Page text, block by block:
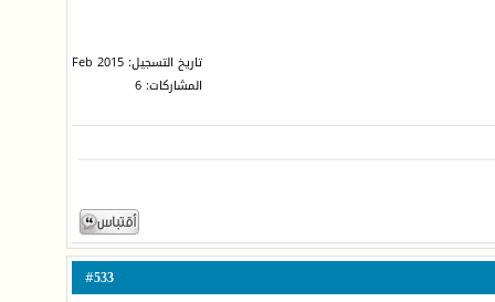
تاريخ التسجيل: Feb 2015
المشاركات: 6
533